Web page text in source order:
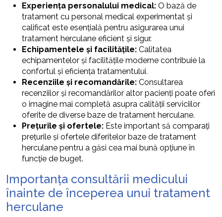
Experiența personalului medical: O bază de
tratament cu personal medical experimentat și
calificat este esențială pentru asigurarea unui
tratament herculane eficient și sigur.
Echipamentele și facilitățile: Calitatea
echipamentelor și facilitățile moderne contribuie la
confortul și eficiența tratamentului.
Recenziile și recomandările: Consultarea
recenziilor și recomandărilor altor pacienți poate oferi
o imagine mai completă asupra calității serviciilor
oferite de diverse baze de tratament herculane.
Prețurile și ofertele: Este important să comparați
prețurile și ofertele diferitelor baze de tratament
herculane pentru a găsi cea mai bună opțiune în
funcție de buget.
Importanța consultării medicului
înainte de începerea unui tratament
herculane